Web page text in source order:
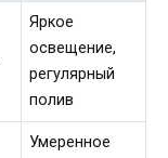
Яркое
освещение,
регулярный
полив
Умеренное